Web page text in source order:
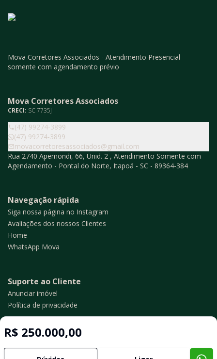
R$ 250.000,00
Mova Corretores Associados - Atendimento Presencial
somente com agendamento prévio
Mova Corretores Associados
CRECI: SC 7735J
(47) 99274-3899
(47) 99274-3899
movacorretoresassociados@gmail.com
Rua 2740 Apemondi, 66, Unid. 2 , Atendimento Somente com
Agendamento - Pontal do Norte, Itapoá - SC - 89364-384
Navegação rápida
Siga nossa página no Instagram
Avaliações dos nossos Clientes
Home
WhatsApp Mova
Suporte ao Cliente
Anunciar imóvel
Política de privacidade
Selo de Tecnologia Loft